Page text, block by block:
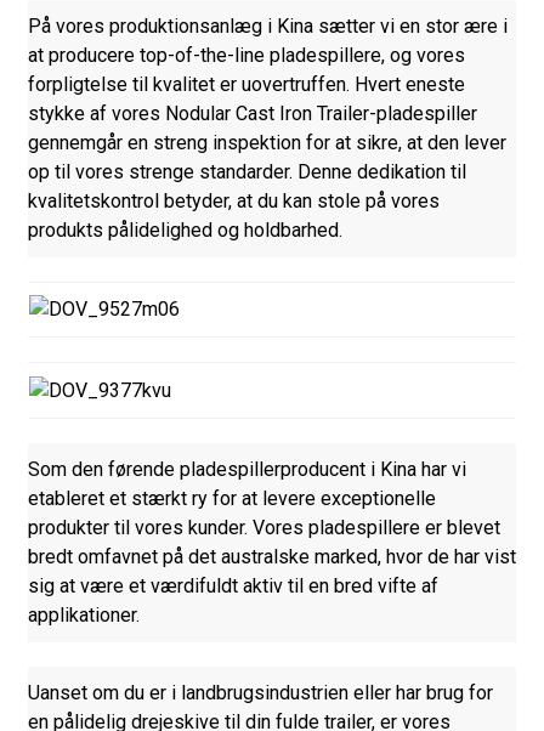
På vores produktionsanlæg i Kina sætter vi en stor ære i
at producere top-of-the-line pladespillere, og vores
forpligtelse til kvalitet er uovertruffen. Hvert eneste
stykke af vores Nodular Cast Iron Trailer-pladespiller
gennemgår en streng inspektion for at sikre, at den lever
op til vores strenge standarder. Denne dedikation til
kvalitetskontrol betyder, at du kan stole på vores
produkts pålidelighed og holdbarhed.
Som den førende pladespillerproducent i Kina har vi
etableret et stærkt ry for at levere exceptionelle
produkter til vores kunder. Vores pladespillere er blevet
bredt omfavnet på det australske marked, hvor de har vist
sig at være et værdifuldt aktiv til en bred vifte af
applikationer.
Uanset om du er i landbrugsindustrien eller har brug for
en pålidelig drejeskive til din fulde trailer, er vores